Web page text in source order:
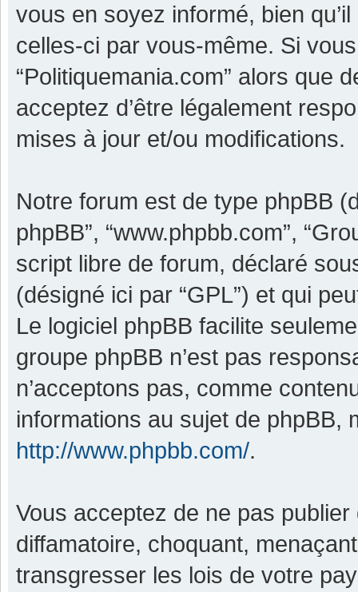
vous en soyez informé, bien
celles-ci par vous-même. Si
“Politiquemania.com” alors que
acceptez d’être légalement
mises à jour et/ou modifications.
Notre forum est de type phpBB
phpBB”, “www.phpbb.com”,
script libre de forum, déclaré
(désigné ici par “GPL”) et qui
Le logiciel phpBB facilite
groupe phpBB n’est pas
n’acceptons pas, comme
informations au sujet de phpBB,
http://www.phpbb.com/.
Vous acceptez de ne pas
diffamatoire, choquant,
transgresser les lois de votre